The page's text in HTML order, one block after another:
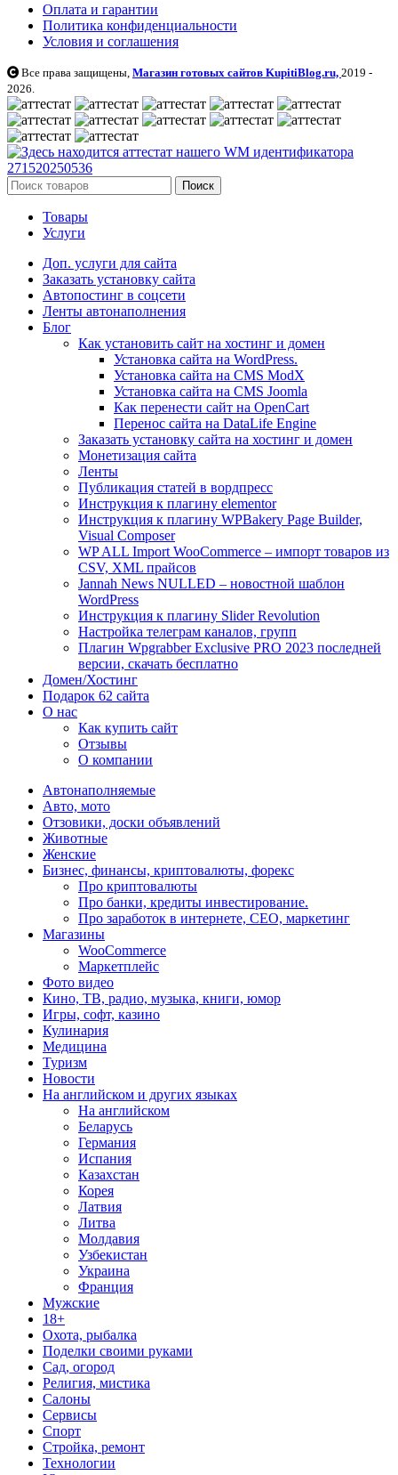
Оплата и гарантии
Политика конфиденциальности
Условия и соглашения
Все права защищены, Магазин готовых сайтов KupitiBlog.ru, 2019 -
2026.
Поиск
Товары
Услуги
Доп. услуги для сайта
Заказать установку сайта
Автопостинг в соцсети
Ленты автонаполнения
Блог
Как установить сайт на хостинг и домен
Установка сайта на WordPress.
Установка сайта на CMS ModX
Установка сайта на CMS Joomla
Как перенести сайт на OpenCart
Перенос сайта на DataLife Engine
Заказать установку сайта на хостинг и домен
Монетизация сайта
Ленты
Публикация статей в вордпресс
Инструкция к плагину elementor
Инструкция к плагину WPBakery Page Builder,
Visual Composer
WP ALL Import WooCommerce – импорт товаров из
CSV, XML прайсов
Jannah News NULLED – новостной шаблон
WordPress
Инструкция к плагину Slider Revolution
Настройка телеграм каналов, групп
Плагин Wpgrabber Exclusive PRO 2023 последней
версии, скачать бесплатно
Домен/Хостинг
Подарок 62 сайта
О нас
Как купить сайт
Отзывы
О компании
Автонаполняемые
Авто, мото
Отзовики, доски объявлений
Животные
Женские
Бизнес, финансы, криптовалюты, форекс
Про криптовалюты
Про банки, кредиты инвестирование.
Про заработок в интернете, СЕО, маркетинг
Магазины
WooCommerce
Маркетплейс
Фото видео
Кино, ТВ, радио, музыка, книги, юмор
Игры, софт, казино
Кулинария
Медицина
Туризм
Новости
На английском и других языках
На английском
Беларусь
Германия
Испания
Казахстан
Корея
Латвия
Литва
Молдавия
Узбекистан
Украина
Франция
Мужские
18+
Охота, рыбалка
Поделки своими руками
Сад, огород
Религия, мистика
Салоны
Сервисы
Спорт
Стройка, ремонт
Технологии